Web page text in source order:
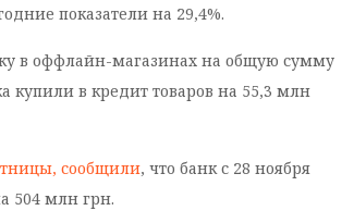
показатели на 29,4%.
в оффлайн-магазинах на общую сумму
купили в кредит товаров на 55,3 млн
сообщили, что банк с 28 ноября
504 млн грн.